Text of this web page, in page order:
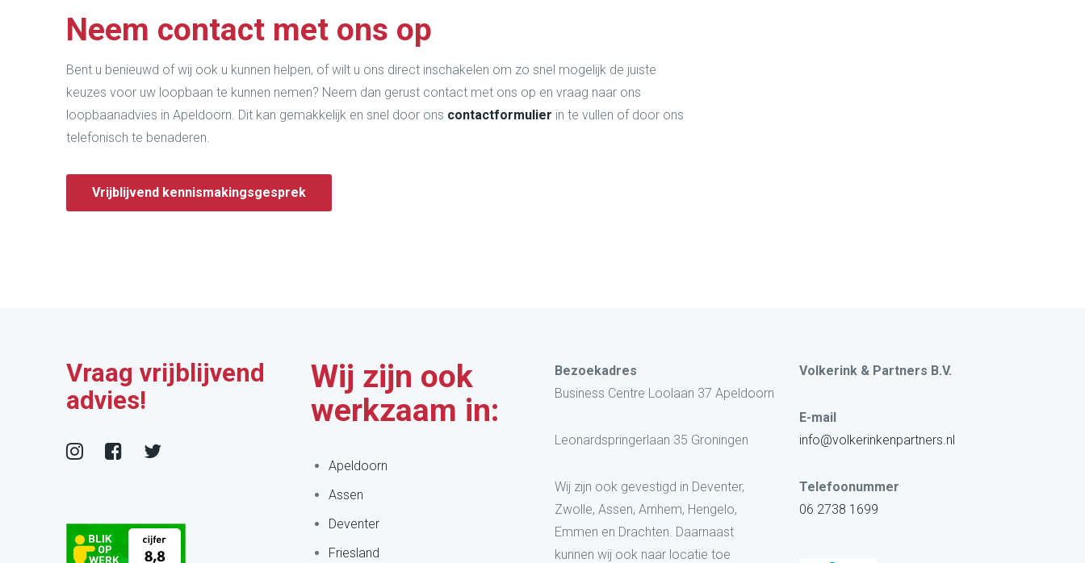
Neem contact met ons op
Bent u benieuwd of wij ook u kunnen helpen, of wilt u ons direct inschakelen om zo snel mogelijk de juiste
keuzes voor uw loopbaan te kunnen nemen? Neem dan gerust contact met ons op en vraag naar ons
loopbaanadvies in Apeldoorn. Dit kan gemakkelijk en snel door ons contactformulier in te vullen of door ons
telefonisch te benaderen.
Vrijblijvend kennismakingsgesprek
Vraag vrijblijvend
advies!
Wij zijn ook
werkzaam in:
Apeldoorn
Assen
Deventer
Friesland
Bezoekadres
Business Centre Loolaan 37 Apeldoorn
Leonardspringerlaan 35 Groningen
Wij zijn ook gevestigd in Deventer,
Zwolle, Assen, Arnhem, Hengelo,
Emmen en Drachten. Daarnaast
kunnen wij ook naar locatie toe
Volkerink & Partners B.V.
E-mail
info@volkerinkenpartners.nl
Telefoonummer
06 2738 1699